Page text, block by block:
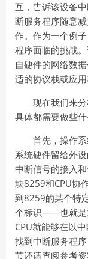
互，告诉该设备
断服务程序随意
作。作为一个例
程序面临的挑战
自硬件的网络数
适的协议栈或应
现在我们来
具体都需要做些什
首先，操作
系统硬件留给外
中断信号的接入
块8259和CPU协
到8259的某个特
个标识——也就是
CPU就能够在以
找到中断服务程
节还请查阅参考